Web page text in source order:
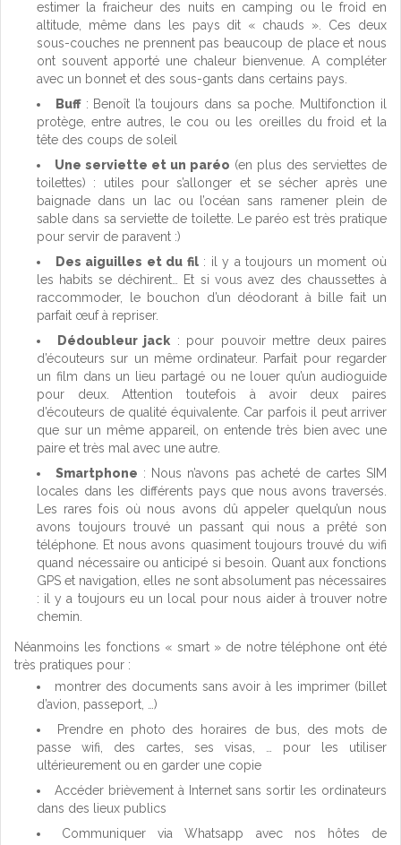
estimer la fraicheur des nuits en camping ou le froid en
altitude, même dans les pays dit « chauds ». Ces deux
sous-couches ne prennent pas beaucoup de place et nous
ont souvent apporté une chaleur bienvenue. A compléter
avec un bonnet et des sous-gants dans certains pays.
Buff: Benoît l’a toujours dans sa poche. Multifonction il
protège, entre autres, le cou ou les oreilles du froid et la
tête des coups de soleil
Une serviette et un paréo (en plus des serviettes de
toilettes) : utiles pour s’allonger et se sécher après une
baignade dans un lac ou l’océan sans ramener plein de
sable dans sa serviette de toilette. Le paréo est très pratique
pour servir de paravent :)
Des aiguilles et du fil: il y a toujours un moment où
les habits se déchirent… Et si vous avez des chaussettes à
raccommoder, le bouchon d’un déodorant à bille fait un
parfait œuf à repriser.
Dédoubleur jack : pour pouvoir mettre deux paires
d’écouteurs sur un même ordinateur. Parfait pour regarder
un film dans un lieu partagé ou ne louer qu’un audioguide
pour deux. Attention toutefois à avoir deux paires
d’écouteurs de qualité équivalente. Car parfois il peut arriver
que sur un même appareil, on entende très bien avec une
paire et très mal avec une autre.
Smartphone : Nous n’avons pas acheté de cartes SIM
locales dans les différents pays que nous avons traversés.
Les rares fois où nous avons dû appeler quelqu’un nous
avons toujours trouvé un passant qui nous a prêté son
téléphone. Et nous avons quasiment toujours trouvé du wifi
quand nécessaire ou anticipé si besoin. Quant aux fonctions
GPS et navigation, elles ne sont absolument pas nécessaires
: il y a toujours eu un local pour nous aider à trouver notre
chemin.
Néanmoins les fonctions « smart » de notre téléphone ont été
très pratiques pour :
montrer des documents sans avoir à les imprimer (billet
d’avion, passeport, …)
Prendre en photo des horaires de bus, des mots de
passe wifi, des cartes, ses visas, … pour les utiliser
ultérieurement ou en garder une copie
Accéder brièvement à Internet sans sortir les ordinateurs
dans des lieux publics
Communiquer via Whatsapp avec nos hôtes de